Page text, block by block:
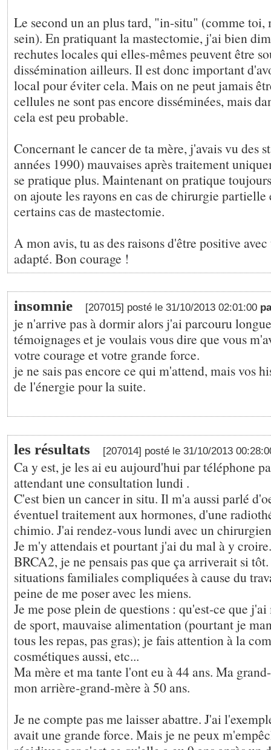
Le second un an plus tard, "in-situ" (comme toi,
sein). En pratiquant la mastectomie, j'ai bien
rechutes locales qui elles-mêmes peuvent être
dissémination ailleurs. Il est donc important
local pour éviter cela. Mais on ne peut jamais
cellules ne sont pas encore disséminées, mais
cela est peu probable.
Concernant le cancer de ta mère, j'avais vu des
années 1990) mauvaises après traitement
se pratique plus. Maintenant on pratique
on ajoute les rayons en cas de chirurgie partielle
certains cas de mastectomie.
A mon avis, tu as des raisons d'être positive
adapté. Bon courage !
insomnie [207015] posté le 31/10/2013 02:01:00
je n'arrive pas à dormir alors j'ai parcouru
témoignages et je voulais vous dire que vous
votre courage et votre grande force.
je ne sais pas encore ce qui m'attend, mais vos
de l'énergie pour la suite.
les résultats [207014] posté le 31/10/2013
Ca y est, je les ai eu aujourd'hui par téléphone
attendant une consultation lundi .
C'est bien un cancer in situ. Il m'a aussi parlé
éventuel traitement aux hormones, d'une
chimio. J'ai rendez-vous lundi avec un
Je m'y attendais et pourtant j'ai du mal à y
BRCA2, je ne pensais pas que ça arriverait si
situations familiales compliquées à cause du
peine de me poser avec les miens.
Je me pose plein de questions : qu'est-ce que j'ai
de sport, mauvaise alimentation (pourtant je
tous les repas, pas gras); je fais attention à la
cosmétiques aussi, etc...
Ma mère et ma tante l'ont eu à 44 ans. Ma
mon arrière-grand-mère à 50 ans.
Je ne compte pas me laisser abattre. J'ai
avait une grande force. Mais je ne peux